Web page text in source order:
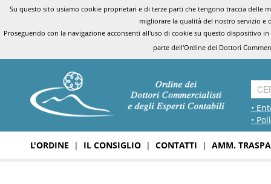
Su questo sito usiamo cookie proprietari e di terze parti che tengono traccia
migliorare la qualità del nostro servizio e
Proseguendo con la navigazione acconsenti all'uso di cookie su questo dispositivo
parte dell'Ordine dei Dottori
•
•
L'ORDINE | IL CONSIGLIO | CONTATTI | AMM.